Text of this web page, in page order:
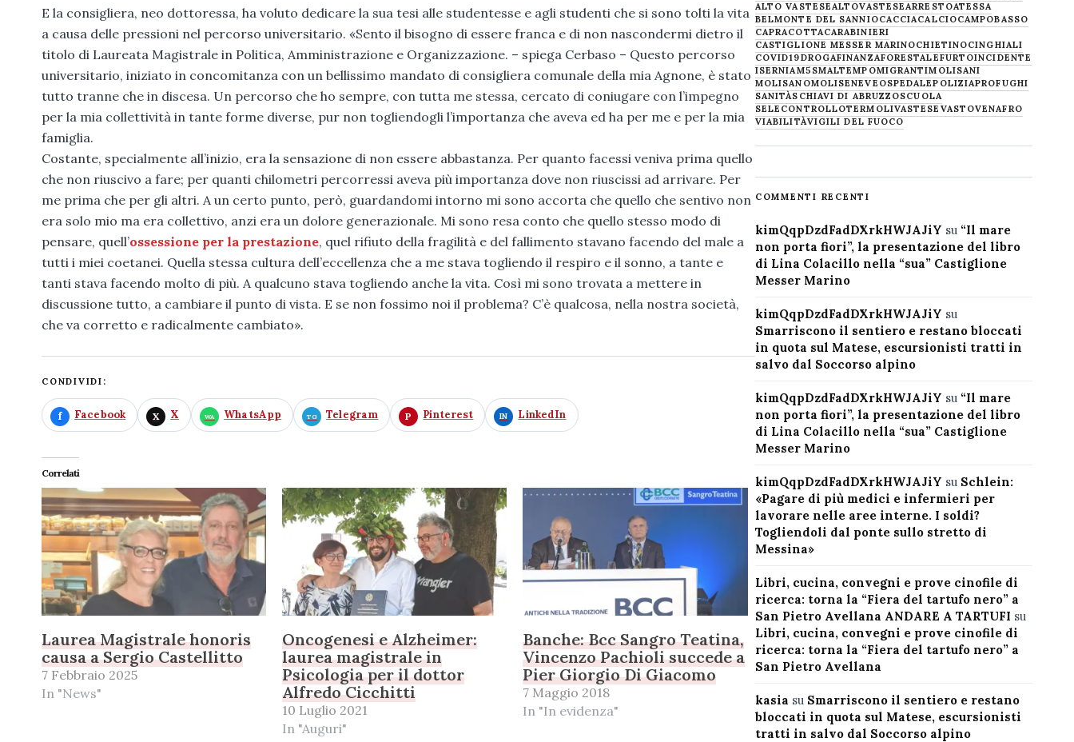
E la consigliera, neo dottoressa, ha voluto dedicare la sua tesi alle studentesse e agli studenti che si sono tolti la vita
a causa delle pressioni nel percorso universitario. «Sento il bisogno di essere franca e di non nascondermi dietro il
titolo di Laureata Magistrale in Politica, Amministrazione e Organizzazione. – spiega Cerbaso – Questo percorso
universitario, iniziato in concomitanza con un bellissimo mandato di consigliera comunale della mia Agnone, è stato
tutto tranne che in discesa. Un percorso che ho sempre, con tutta me stessa, cercato di coniugare con l’impegno
per la mia collettività in tante forme diverse, pur non togliendogli l’importanza che aveva ed ha per me e per la mia
famiglia.
Costante, specialmente all’inizio, era la sensazione di non essere abbastanza. Per quanto facessi veniva prima quello
che non riuscivo a fare; per quanti chilometri percorressi aveva più importanza dove non riuscissi ad arrivare. Per
me prima che per gli altri. A un certo punto, però, guardandomi intorno mi sono accorta che quello che sentivo non
era solo mio ma era collettivo, anzi era un dolore generazionale. Mi sono resa conto che quello stesso modo di
pensare, quell’ossessione per la prestazione, quel rifiuto della fragilità e del fallimento stavano facendo del male a
tutti i miei coetanei. Quella stessa cultura dell’eccellenza che a me stava togliendo il respiro e il sonno, a tante e
tanti stava facendo molto di più. A qualcuno stava togliendo anche la vita. Così mi sono trovata a mettere in
discussione tutto, a cambiare il punto di vista. E se non fossimo noi il problema? C’è qualcosa, nella nostra società,
che va corretto e radicalmente cambiato».
CONDIVIDI:
Facebook X WhatsApp Telegram Pinterest LinkedIn
Correlati
Laurea Magistrale honoris
causa a Sergio Castellitto
7 Febbraio 2025
In "News"
Oncogenesi e Alzheimer:
laurea magistrale in
Psicologia per il dottor
Alfredo Cicchitti
10 Luglio 2021
In "Auguri"
Banche: Bcc Sangro Teatina,
Vincenzo Pachioli succede a
Pier Giorgio Di Giacomo
7 Maggio 2018
In "In evidenza"
ALTO VASTESEALTOVASTESEARRESTOATESSA
BELMONTE DEL SANNIOCACCIACALCIOCAMPOBASSO
CAPRACOTTACARABINIERI
CASTIGLIONE MESSER MARINOCHIETINOCINGHIALI
COVID19DROGAFINANZAFORESTALEFURTOINCIDENTE
ISERNIAM5SMALTEMPOMIGRANTIMOLISANI
MOLISANOMOLISENEVE OSPEDALEPOLIZIAPROFUGHI
SANITÀSCHIAVI DI ABRUZZOSCUOLA
SELECONTROLLOTERMOLIVASTESE VASTOVENAFRO
VIABILITÀVIGILI DEL FUOCO
COMMENTI RECENTI
kimQqpDzdFadDXrkHWJAJiY su “Il mare
non porta fiori”, la presentazione del libro
di Lina Colacillo nella “sua” Castiglione
Messer Marino
kimQqpDzdFadDXrkHWJAJiY su
Smarriscono il sentiero e restano bloccati
in quota sul Matese, escursionisti tratti in
salvo dal Soccorso alpino
kimQqpDzdFadDXrkHWJAJiY su “Il mare
non porta fiori”, la presentazione del libro
di Lina Colacillo nella “sua” Castiglione
Messer Marino
kimQqpDzdFadDXrkHWJAJiY su Schlein:
«Pagare di più medici e infermieri per
lavorare nelle aree interne. I soldi?
Togliendoli dal ponte sullo stretto di
Messina»
Libri, cucina, convegni e prove cinofile di
ricerca: torna la “Fiera del tartufo nero” a
San Pietro Avellana ANDARE A TARTUFI su
Libri, cucina, convegni e prove cinofile di
ricerca: torna la “Fiera del tartufo nero” a
San Pietro Avellana
kasia su Smarriscono il sentiero e restano
bloccati in quota sul Matese, escursionisti
tratti in salvo dal Soccorso alpino